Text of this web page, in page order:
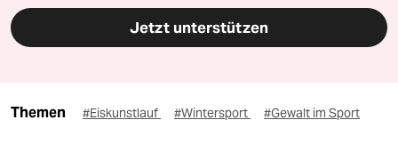
Jetzt unterstützen
Themen #Eiskunstlauf #Wintersport #Gewalt im Sport